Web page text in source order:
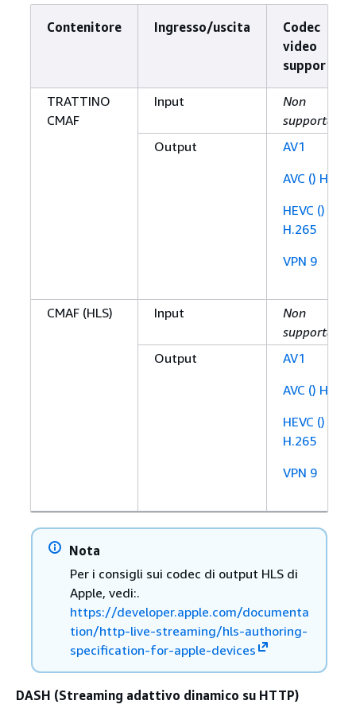
Contenitore Ingresso/uscita
Codec
video
supportato
TRATTINO
CMAF
Input
Non
supportato
Output
AV1
AVC () H.264
HEVC ()
H.265
VPN 9
CMAF (HLS) Input
Non
supportato
Output
AV1
AVC () H.264
HEVC ()
H.265
VPN 9
Nota
Per i consigli sui codec di output HLS di
Apple, vedi:.
https://developer.apple.com/documenta
tion/http-live-streaming/hls-authoring-
specification-for-apple-devices
DASH (Streaming adattivo dinamico su HTTP)